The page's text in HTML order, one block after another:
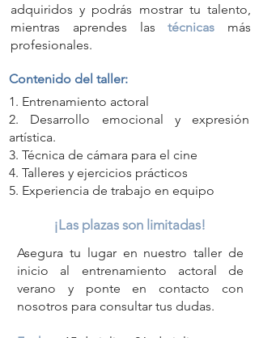
adquiridos y podrás mostrar tu talento,
mientras aprendes lastécnicas más
profesionales.
Contenido del taller:
1. Entrenamiento actoral
2. Desarrollo emocional y expresión
artística.
3. Técnica de cámara para el cine
4. Talleres y ejercicios prácticos
5. Experiencia de trabajo en equipo
¡Las plazas son limitadas!
Asegura tu lugar en nuestro taller de
inicio al entrenamiento actoral de
verano y ponte en contacto con
nosotros para consultar tus dudas.